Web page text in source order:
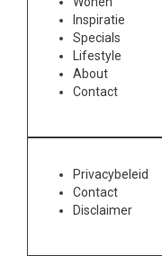
Inspiratie
Specials
Lifestyle
About
Contact
Privacybeleid
Contact
Disclaimer